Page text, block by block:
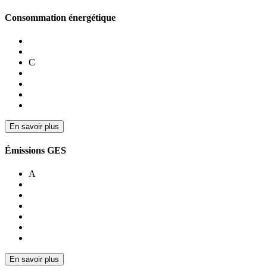
Consommation énergétique
C
En savoir plus
Émissions GES
A
En savoir plus